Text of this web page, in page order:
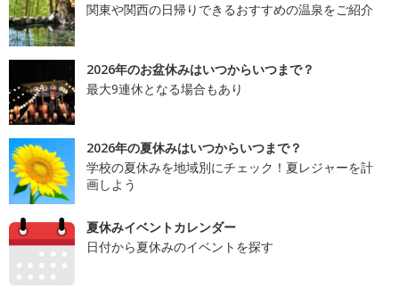
関東や関西の日帰りできるおすすめの温泉をご紹介
2026年のお盆休みはいつからいつまで？
最大9連休となる場合もあり
2026年の夏休みはいつからいつまで？
学校の夏休みを地域別にチェック！夏レジャーを計
画しよう
夏休みイベントカレンダー
日付から夏休みのイベントを探す